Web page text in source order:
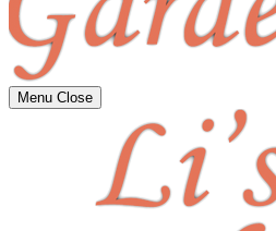
Menu Close